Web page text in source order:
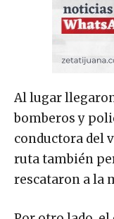
Al lugar
bomberos y
conductora del
ruta también
rescataron a la